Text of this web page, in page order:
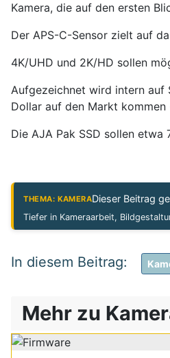
Kamera, die auf den ersten
Der APS-C-Sensor zielt auf
4K/UHD und 2K/HD sollen
Aufgezeichnet wird intern auf
Dollar auf den Markt
Die AJA Pak SSD sollen
THEMA: KAMERADieser Beitrag
Tiefer in Kameraarbeit,
Mehr zu